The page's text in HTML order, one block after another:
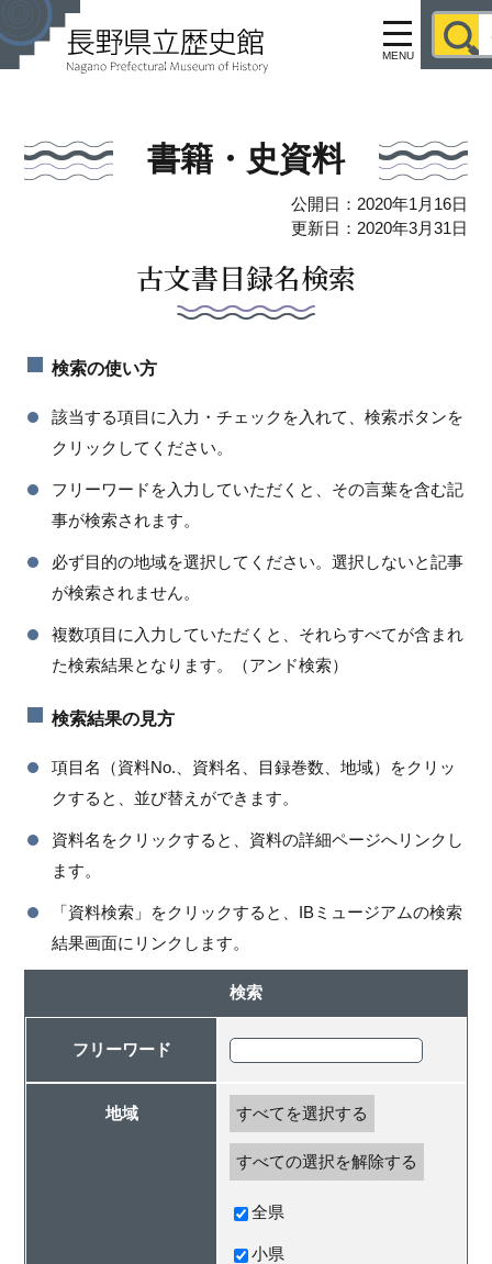
MENU
書籍・史資料
公開日：2020年1月16日
更新日：2020年3月31日
古文書目録名検索
検索の使い方
該当する項目に入力・チェックを入れて、検索ボタンを
クリックしてください。
フリーワードを入力していただくと、その言葉を含む記
事が検索されます。
必ず目的の地域を選択してください。選択しないと記事
が検索されません。
複数項目に入力していただくと、それらすべてが含まれ
た検索結果となります。（アンド検索）
検索結果の見方
項目名（資料No.、資料名、目録巻数、地域）をクリッ
クすると、並び替えができます。
資料名をクリックすると、資料の詳細ページへリンクし
ます。
「資料検索」をクリックすると、IBミュージアムの検索
結果画面にリンクします。
検索
フリーワード
地域 すべてを選択する
すべての選択を解除する
全県
小県